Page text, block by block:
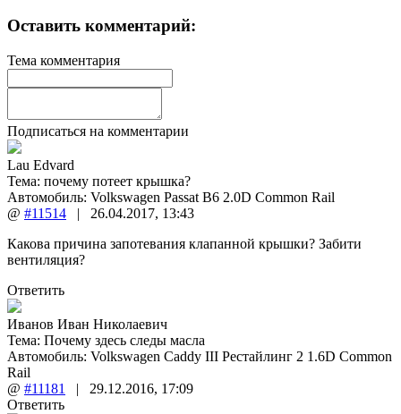
Оставить комментарий:
Тема комментария
Подписаться на комментарии
Lau Edvard
Тема: почему потеет крышка?
Автомобиль: Volkswagen Passat B6 2.0D Common Rail
@ #11514 | 26.04.2017, 13:43
Какова причина запотевания клапанной крышки? Забити
вентиляция?
Ответить
Иванов Иван Николаевич
Тема: Почему здесь следы масла
Автомобиль: Volkswagen Caddy III Рестайлинг 2 1.6D Common
Rail
@ #11181 | 29.12.2016, 17:09
Ответить